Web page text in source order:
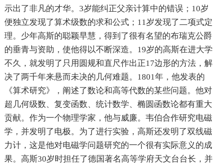
示出了非凡的才华。3岁能纠正父亲计算中的错误；10岁
便独立发现了算术级数的求和公式；11岁发现了二项式定
理。少年高斯的聪颖早慧，得到了很有名望的布瑞克公爵
的垂青与资助，使他得以不断深造。19岁的高斯在进大学
不久，就发明了只用圆规和直尺作出正17边形的方法，解
决了两千年来悬而未决的几何难题。1801年，他发表的
《算术研究》，阐述了数论和高等代数的某些问题。他对
超几何级数、复变函数、统计数学、椭圆函数论都有重大
贡献。作为一个物理学家，他与威廉。韦伯合作研究电磁
学，并发明了电极。为了进行实验，高斯还发明了双线磁
力计，这是他对电磁学问题研究的一个很有实际意义的成
果。高斯30岁时担任了德国著名高等学府天文台台长，并